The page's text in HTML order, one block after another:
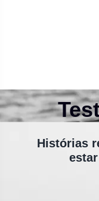
Histórias